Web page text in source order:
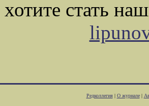
стать
Редколлегия| О журнале|